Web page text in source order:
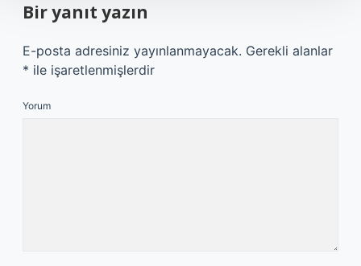
Bir yanıt yazın
E-posta adresiniz yayınlanmayacak. Gerekli alanlar
* ile işaretlenmişlerdir
Yorum